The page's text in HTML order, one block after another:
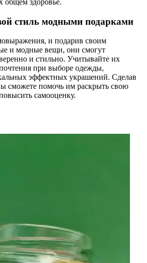
стиль модными подарками
и подарив своим
и модные вещи, они смогут
и стильно. Учитывайте их
при выборе одежды,
эффектных украшений. Сделав
сможете помочь им раскрыть свою
самооценку.